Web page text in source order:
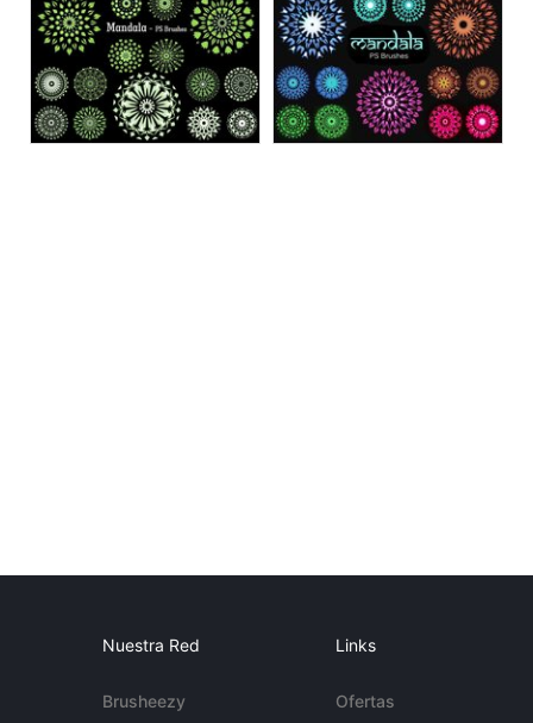
Nuestra Red
Brusheezy
Links
Ofertas